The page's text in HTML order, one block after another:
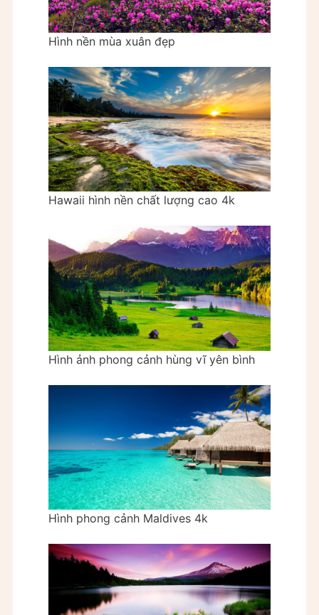
Hình nền mùa xuân đẹp
Hawaii hình nền chất lượng cao 4k
Hình ảnh phong cảnh hùng vĩ yên bình
Hình phong cảnh Maldives 4k